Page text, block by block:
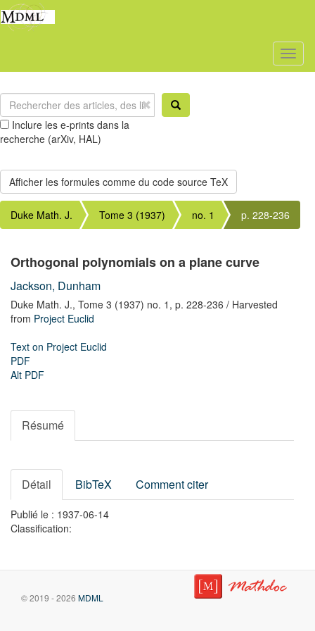
Inclure les e-prints dans la
recherche (arXiv, HAL)
Duke Math. J. Tome 3 (1937) no. 1 p. 228-236
Orthogonal polynomials on a plane curve
Jackson, Dunham
Duke Math. J., Tome 3 (1937) no. 1, p. 228-236 / Harvested
from Project Euclid
Text on Project Euclid
PDF
Alt PDF
Résumé
Détail BibTeX Comment citer
Publié le : 1937-06-14
Classification:
© 2019 - 2026 MDML